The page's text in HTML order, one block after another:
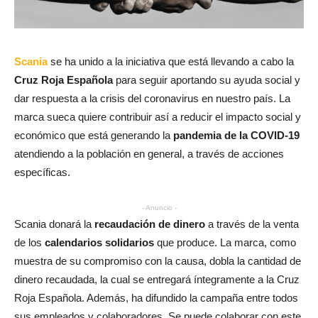
Scaniase ha unido a la iniciativa que está llevando a cabo la
Cruz Roja Españolapara seguir aportando su ayuda social y
dar respuesta a la crisis del coronavirus en nuestro país. La
marca sueca quiere contribuir así a reducir el impacto social y
económico que está generando la pandemia de la COVID-19
atendiendo a la población en general, a través de acciones
específicas.
- Anuncio -
Scania donará la recaudación de dinero a través de la venta
de los calendarios solidarios que produce. La marca, como
muestra de su compromiso con la causa, dobla la cantidad de
dinero recaudada, la cual se entregará íntegramente a la Cruz
Roja Española. Además, ha difundido la campaña entre todos